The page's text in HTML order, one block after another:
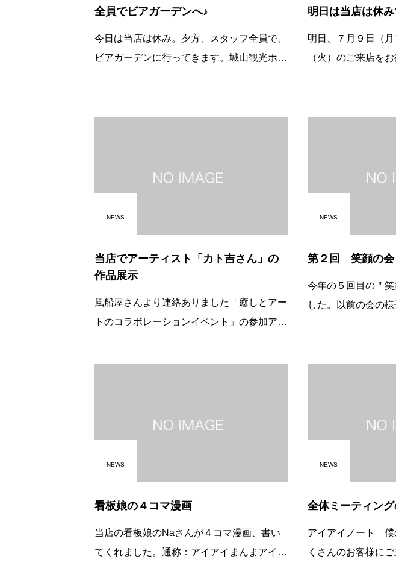
全員でビアガーデンへ♪
今日は当店は休み。夕方、スタッフ全員で、
ビアガーデンに行ってきます。城山観光ホテ
業者さんとかいろんな方も一緒です。たくさ
明日は当店は休み
明日、７月９日（
（火）のご来店を
NEWS
当店でアーティスト「カト吉さん」の
作品展示
風船屋さんより連絡ありました「癒しとアー
トのコラボレーションイベント」の参加アー
NEWS
第２回 笑顔の会
今年の５回目の＂
した。以前の会の
６日（木）の店休
NEWS
看板娘の４コマ漫画
当店の看板娘のNaさんが４コマ漫画、書い
てくれました。通称：アイアイまんまアイア
NEWS
全体ミーティン
アイアイノート 僕
くさんのお客様に